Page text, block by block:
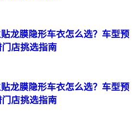
龙膜隐形车衣怎么选？车型预
店挑选指南
龙膜隐形车衣怎么选？车型预
店挑选指南